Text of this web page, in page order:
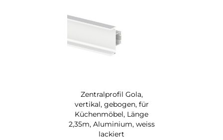
Zentralprofil Gola,
vertikal, gebogen, für
Küchenmöbel, Länge
2,35m, Aluminium, weiss
lackiert